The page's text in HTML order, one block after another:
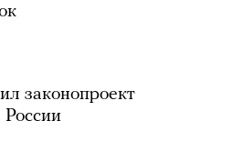
законопроект
России